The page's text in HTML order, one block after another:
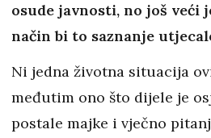
osude javnosti, no još veći
način bi to saznanje
Ni jedna životna situacija
međutim ono što dijele je
postale majke i vječno